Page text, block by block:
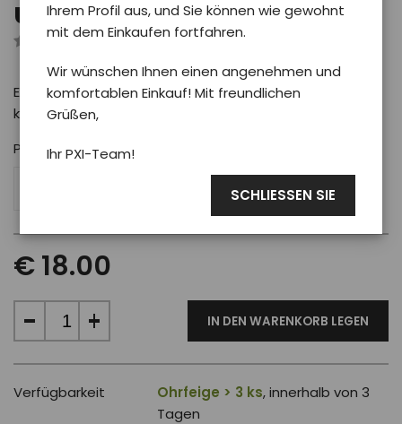
Ihrem Profil aus, und Sie können wie gewohnt
mit dem Einkaufen fortfahren.
Wir wünschen Ihnen einen angenehmen und
komfortablen Einkauf! Mit freundlichen
Grüßen,
Ihr PXI-Team!
SCHLIESSEN SIE
uni/schwarz
Eine warme und dicke Mütze, die Sie auch an den
kältesten Tagen warm hält.
Pro koho
€ 18.00
IN DEN WARENKORB LEGEN
Verfügbarkeit Ohrfeige > 3 ks, innerhalb von 3
Tagen